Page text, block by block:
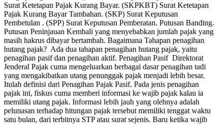
Surat Ketetapan Pajak Kurang Bayar. (SKPKBT) Surat Ketetapan
Pajak Kurang Bayar Tambahan. (SKP) Surat Keputusan
Pembetulan . (SPP) Surat Keputusan Pemberatan. Putusan Banding.
Putusan Peninjauan Kembali yang menyebabkan jumlah pajak yang
masih hakrus dibayar bertambah. Bagaimana Tahapan penagihan
hutang pajak? Ada dua tahapan penagihan hutang pajak, yaitu
penagihan pasif dan penagihan aktif. Penagihan Pasif Direktorat
Jenderal Pajak cuma mengeluarkan berbagai dasar penagihan tadi
yang mengakibatkan utang penunggak pajak menjadi lebih besar.
Itulah definisi dari Penagihan Pajak Pasif. Pada jenis penagihan
pajak ini, fiskus cuma memberi informasi ke wajib pajak kalau ia
memiliki utang pajak. Informasi lebih jauh yang olehnya adalah
pelunasan terhadap hitungan pajak tersebut memiliki tenggat waktu
satu bulan, dari terbitnya STP atau surat sejenis. Baru ketika wajib